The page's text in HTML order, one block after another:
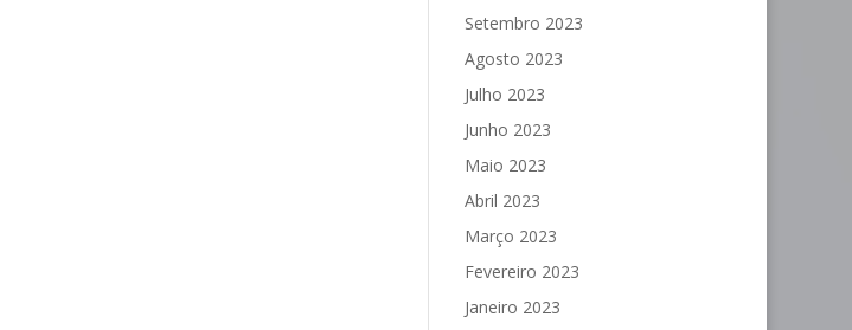
Setembro 2023
Agosto 2023
Julho 2023
Junho 2023
Maio 2023
Abril 2023
Março 2023
Fevereiro 2023
Janeiro 2023